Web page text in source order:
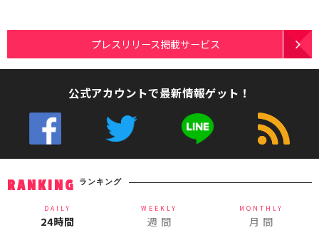
プレスリリース掲載サービス
公式アカウントで最新情報ゲット！
RANKING ランキング
DAILY
24時間
WEEKLY
週 間
MONTHLY
月 間